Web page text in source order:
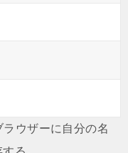
ウザーに自分の名